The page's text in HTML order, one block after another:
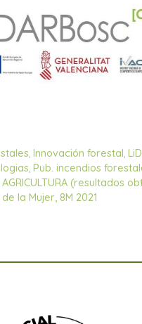
,Innovación forestal,
, Pub. incendios
(resultados
la Mujer, 8M 2021